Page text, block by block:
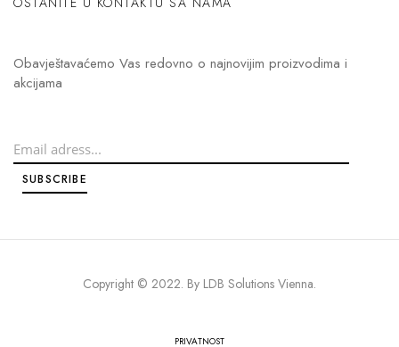
Obavještavaćemo Vas redovno o najnovijim proizvodima i
akcijama
Copyright © 2022. By LDB Solutions Vienna.
PRIVATNOST